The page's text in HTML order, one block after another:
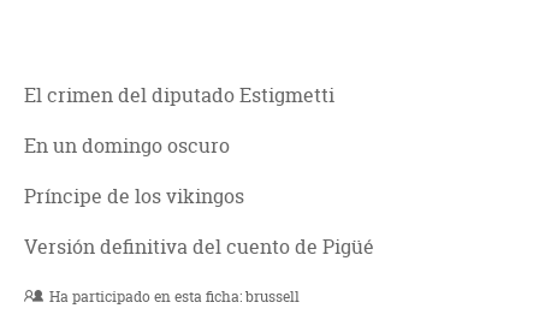
El crimen del diputado Estigmetti
En un domingo oscuro
Príncipe de los vikingos
Versión definitiva del cuento de Pigüé
Ha participado en esta ficha:brussell